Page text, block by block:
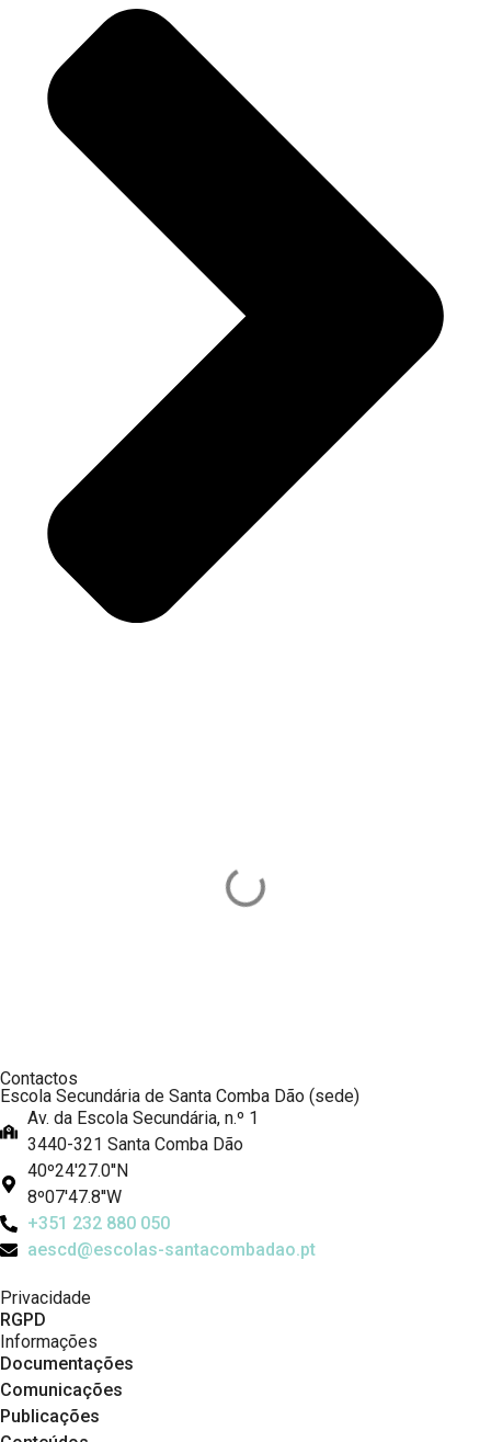
Contactos
Escola Secundária de Santa Comba Dão (sede)
Av. da Escola Secundária, n.º 1
3440-321 Santa Comba Dão
40º24'27.0''N
8º07'47.8''W
+351 232 880 050
aescd@escolas-santacombadao.pt
Privacidade
RGPD
Informações
Documentações
Comunicações
Publicações